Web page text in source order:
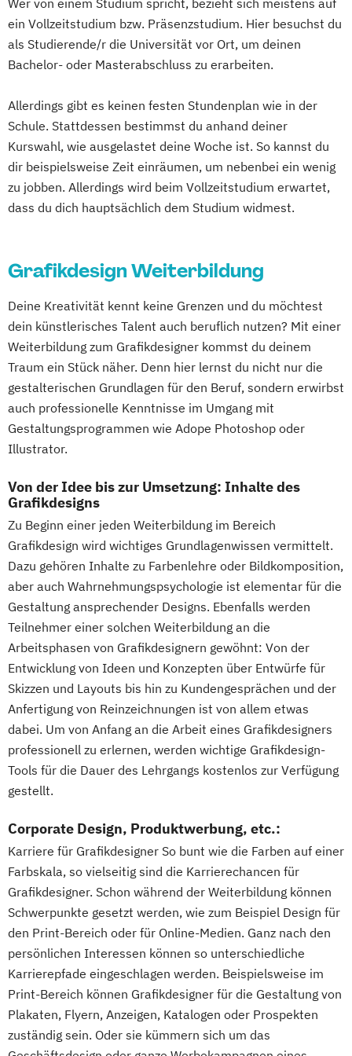
Adobe® Dreamweaver®
WordPress-Themes erstellen
Adobe® Illustrator®
Aufbaukurs
Adobe® InDesign®
Aufbaukurs
Adobe® InDesign® Basics
Adobe® Photoshop® Aufbaukurs
Adobe® Photoshop® Basics
Adobe® Premiere®
Bildbearbeitung mit GIMP - Computerkurs
für das Web
CMS mit WordPress Advanced
professionelle Seitengestaltung für das
Internet
Design und Gestaltung für Einsteiger
Druckvorstufe
Druckverfahren und
Druckweiterverarbeitung
E-Commerce - Onlineshops mit Wordpress
Grafik und Design im Printbereich
Basiskurs
Grafik und Design im Webbereich
Basiskurs Grafik und Design
Webauftritte mit WordPress erstellen
MAXON® Cinema 4D® Aufbaukurs
MAXON® Cinema 4D® Basics
MAXON® Cinema 4D® Expertenkurs
Wer von einem Studium spricht, bezieht sich meistens auf
ein Vollzeitstudium bzw. Präsenzstudium. Hier besuchst du
als Studierende/r die Universität vor Ort, um deinen
Bachelor- oder Masterabschluss zu erarbeiten.
Allerdings gibt es keinen festen Stundenplan wie in der
Schule. Stattdessen bestimmst du anhand deiner
Kurswahl, wie ausgelastet deine Woche ist. So kannst du
dir beispielsweise Zeit einräumen, um nebenbei ein wenig
zu jobben. Allerdings wird beim Vollzeitstudium erwartet,
dass du dich hauptsächlich dem Studium widmest.
Grafikdesign Weiterbildung
Deine Kreativität kennt keine Grenzen und du möchtest
dein künstlerisches Talent auch beruflich nutzen? Mit einer
Weiterbildung zum Grafikdesigner kommst du deinem
Traum ein Stück näher. Denn hier lernst du nicht nur die
gestalterischen Grundlagen für den Beruf, sondern erwirbst
auch professionelle Kenntnisse im Umgang mit
Gestaltungsprogrammen wie Adope Photoshop oder
Illustrator.
Von der Idee bis zur Umsetzung: Inhalte des
Grafikdesigns
Zu Beginn einer jeden Weiterbildung im Bereich
Grafikdesign wird wichtiges Grundlagenwissen vermittelt.
Dazu gehören Inhalte zu Farbenlehre oder Bildkomposition,
aber auch Wahrnehmungspsychologie ist elementar für die
Gestaltung ansprechender Designs. Ebenfalls werden
Teilnehmer einer solchen Weiterbildung an die
Arbeitsphasen von Grafikdesignern gewöhnt: Von der
Entwicklung von Ideen und Konzepten über Entwürfe für
Skizzen und Layouts bis hin zu Kundengesprächen und der
Anfertigung von Reinzeichnungen ist von allem etwas
dabei. Um von Anfang an die Arbeit eines Grafikdesigners
professionell zu erlernen, werden wichtige Grafikdesign-
Tools für die Dauer des Lehrgangs kostenlos zur Verfügung
gestellt.
Corporate Design, Produktwerbung, etc.:
Karriere für Grafikdesigner So bunt wie die Farben auf einer
Farbskala, so vielseitig sind die Karrierechancen für
Grafikdesigner. Schon während der Weiterbildung können
Schwerpunkte gesetzt werden, wie zum Beispiel Design für
den Print-Bereich oder für Online-Medien. Ganz nach den
persönlichen Interessen können so unterschiedliche
Karrierepfade eingeschlagen werden. Beispielsweise im
Print-Bereich können Grafikdesigner für die Gestaltung von
Plakaten, Flyern, Anzeigen, Katalogen oder Prospekten
zuständig sein. Oder sie kümmern sich um das